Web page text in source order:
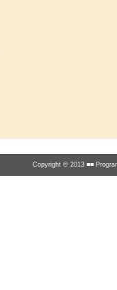
Copyright © 2013 ■■